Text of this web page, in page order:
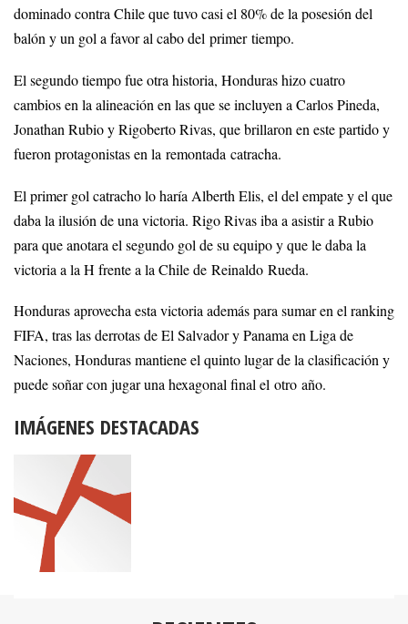
dominado contra Chile que tuvo casi el 80% de la posesión del
balón y un gol a favor al cabo del primer tiempo.
El segundo tiempo fue otra historia, Honduras hizo cuatro
cambios en la alineación en las que se incluyen a Carlos Pineda,
Jonathan Rubio y Rigoberto Rivas, que brillaron en este partido y
fueron protagonistas en la remontada catracha.
El primer gol catracho lo haría Alberth Elis, el del empate y el que
daba la ilusión de una victoria. Rigo Rivas iba a asistir a Rubio
para que anotara el segundo gol de su equipo y que le daba la
victoria a la H frente a la Chile de Reinaldo Rueda.
Honduras aprovecha esta victoria además para sumar en el ranking
FIFA, tras las derrotas de El Salvador y Panama en Liga de
Naciones, Honduras mantiene el quinto lugar de la clasificación y
puede soñar con jugar una hexagonal final el otro año.
IMÁGENES DESTACADAS